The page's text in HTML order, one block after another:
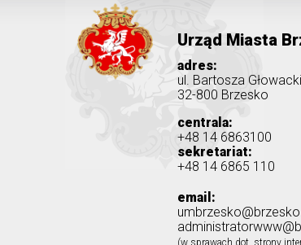
Urząd Miasta
adres:
ul. Bartosza
32-800 Brzesko
centrala:
+48 14 6863100
sekretariat:
+48 14 6865 110
email: